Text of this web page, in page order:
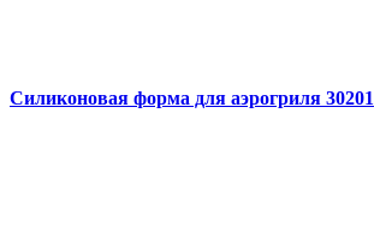
Силиконовая форма для аэрогриля 30201